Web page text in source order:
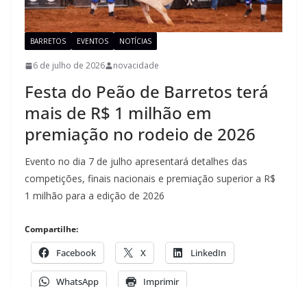
BARRETOS EVENTOS NOTÍCIAS
6 de julho de 2026 novacidade
Festa do Peão de Barretos terá
mais de R$ 1 milhão em
premiação no rodeio de 2026
Evento no dia 7 de julho apresentará detalhes das
competições, finais nacionais e premiação superior a R$
1 milhão para a edição de 2026
Compartilhe:
Facebook X LinkedIn
WhatsApp Imprimir